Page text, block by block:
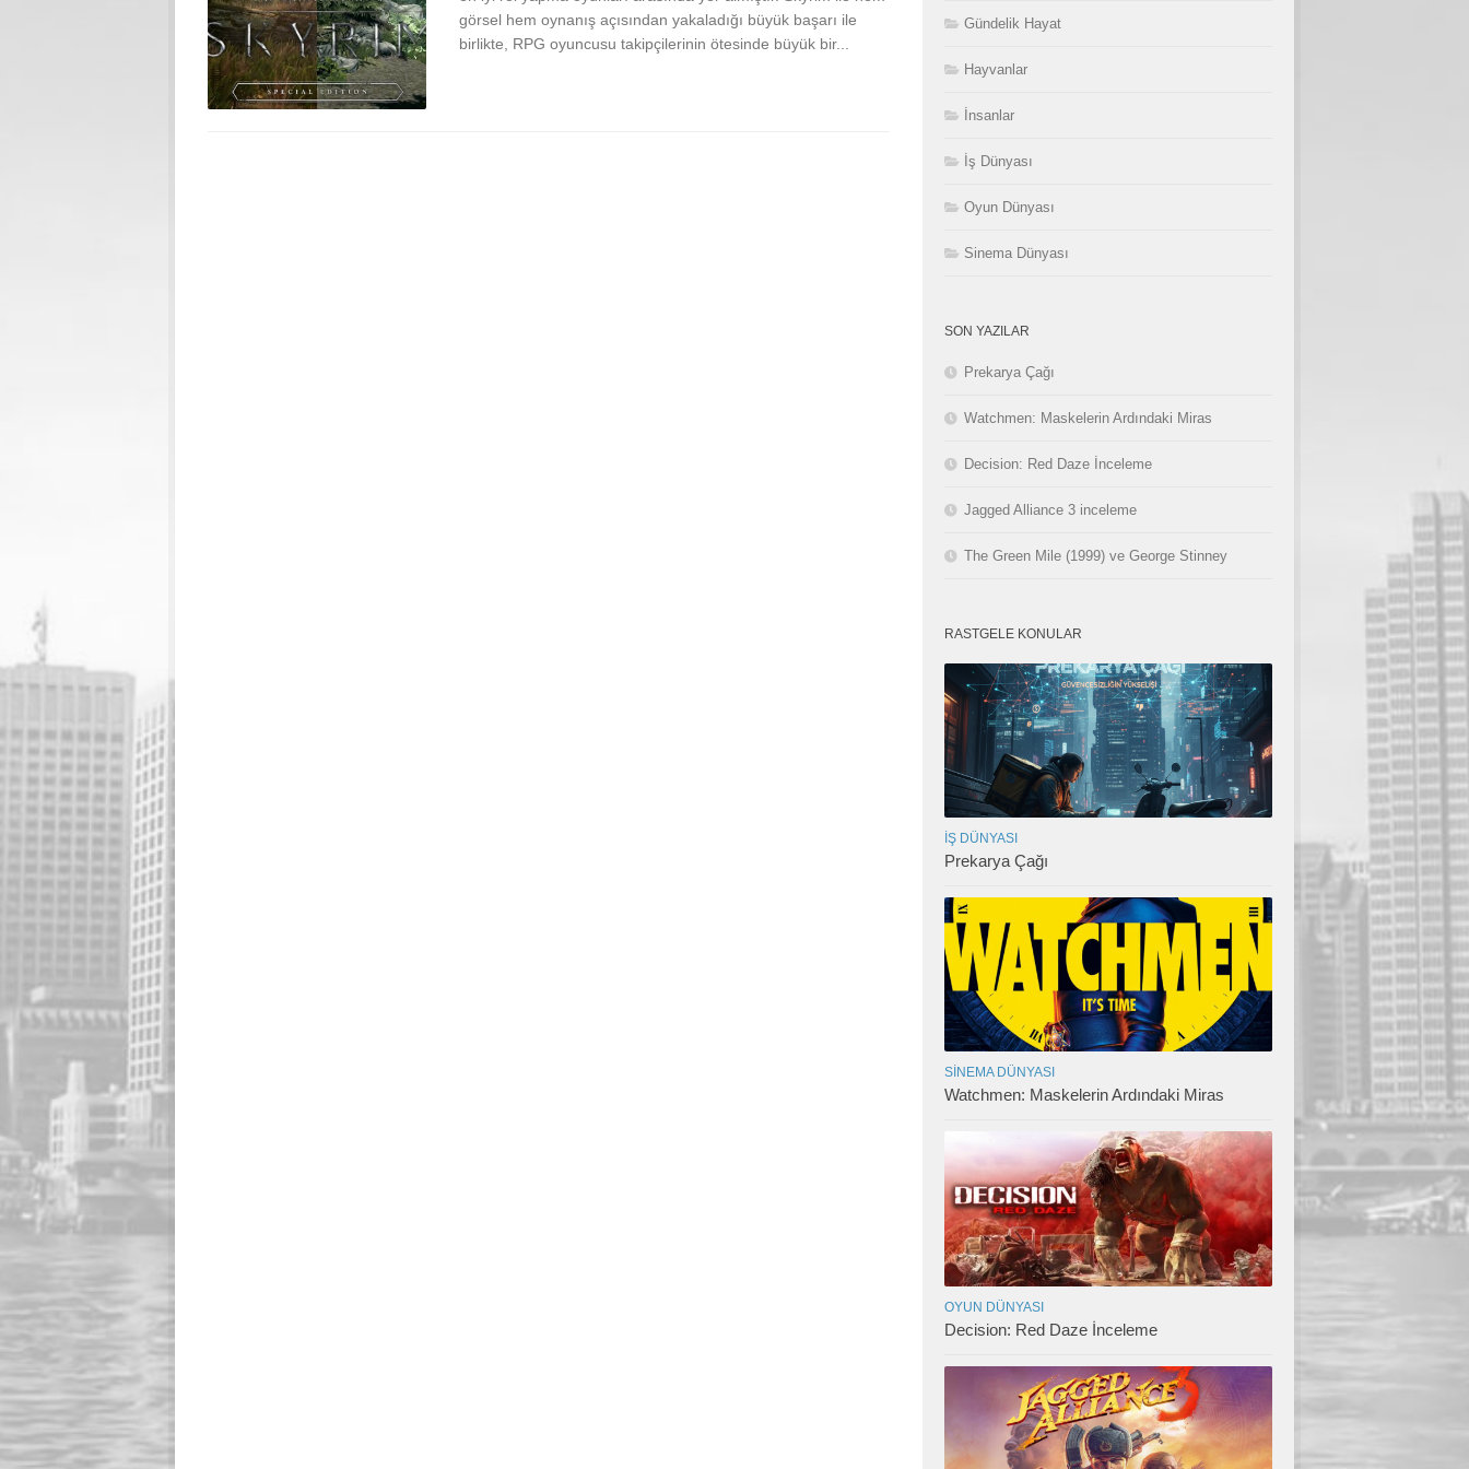
görsel hem oynanış açısından yakaladığı büyük başarı ile
birlikte, RPG oyuncusu takipçilerinin ötesinde büyük bir...
Gündelik Hayat
Hayvanlar
İnsanlar
İş Dünyası
Oyun Dünyası
Sinema Dünyası
SON YAZILAR
Prekarya Çağı
Watchmen: Maskelerin Ardındaki Miras
Decision: Red Daze İnceleme
Jagged Alliance 3 inceleme
The Green Mile (1999) ve George Stinney
RASTGELE KONULAR
İŞ DÜNYASI
Prekarya Çağı
SINEMA DÜNYASI
Watchmen: Maskelerin Ardındaki Miras
OYUN DÜNYASI
Decision: Red Daze İnceleme